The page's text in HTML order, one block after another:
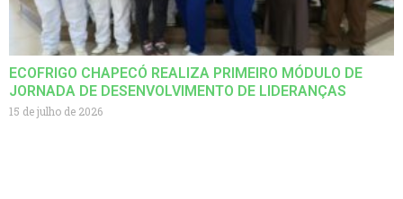
ECOFRIGO CHAPECÓ REALIZA PRIMEIRO MÓDULO DE
JORNADA DE DESENVOLVIMENTO DE LIDERANÇAS
15 de julho de 2026